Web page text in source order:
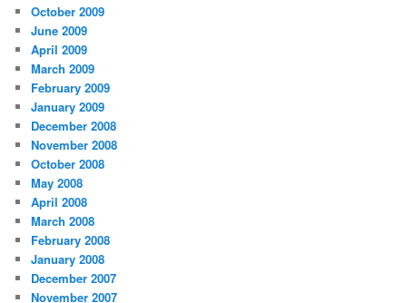
October 2009
June 2009
April 2009
March 2009
February 2009
January 2009
December 2008
November 2008
October 2008
May 2008
April 2008
March 2008
February 2008
January 2008
December 2007
November 2007